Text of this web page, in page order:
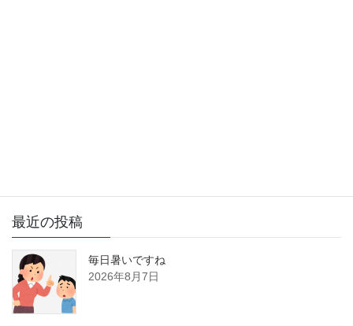
最近の投稿
毎日暑いですね
2026年8月7日